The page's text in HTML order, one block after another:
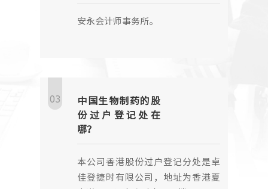
安永会计师事务所。
03
中国生物制药的股
份过户登记处在
哪？
本公司香港股份过户登记分处是卓
佳登捷时有限公司，地址为香港夏